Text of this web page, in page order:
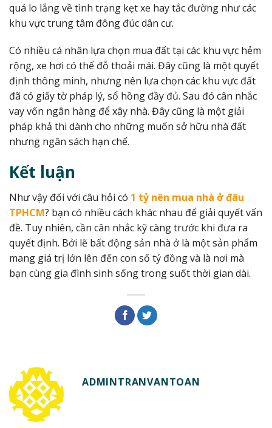
quá lo lắng về tình trạng kẹt xe hay tắc đường như các
khu vực trung tâm đông đúc dân cư.
Có nhiều cá nhân lựa chọn mua đất tại các khu vực hẻm
rộng, xe hơi có thể đỗ thoải mái. Đây cũng là một quyết
định thông minh, nhưng nên lựa chọn các khu vực đất
đã có giấy tờ pháp lý, sổ hồng đầy đủ. Sau đó cân nhắc
vay vốn ngân hàng để xây nhà. Đây cũng là một giải
pháp khả thi dành cho những muốn sở hữu nhà đất
nhưng ngân sách hạn chế.
Kết luận
Như vậy đối với câu hỏi có 1 tỷ nên mua nhà ở đâu
TPHCM? bạn có nhiều cách khác nhau để giải quyết vấn
đề. Tuy nhiên, cần cân nhắc kỹ càng trước khi đưa ra
quyết định. Bởi lẽ bất động sản nhà ở là một sản phẩm
mang giá trị lớn lên đến con số tỷ đồng và là nơi mà
bạn cùng gia đình sinh sống trong suốt thời gian dài.
ADMINTRANVANTOAN